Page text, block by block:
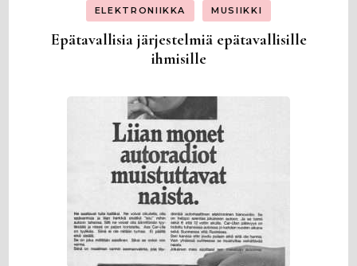
ELEKTRONIIKKA MUSIIKKI
Epätavallisia järjestelmiä epätavallisille
ihmisille